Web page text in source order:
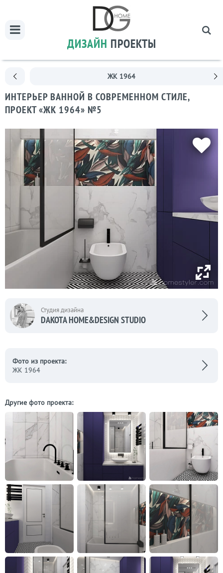
ДИЗАЙН ПРОЕКТЫ
ЖК 1964
ИНТЕРЬЕР ВАННОЙ В СОВРЕМЕННОМ СТИЛЕ,
ПРОЕКТ «ЖК 1964» №5
Студия дизайна
DAKOTA HOME&DESIGN STUDIO
Фото из проекта:
ЖК 1964
Другие фото проекта: